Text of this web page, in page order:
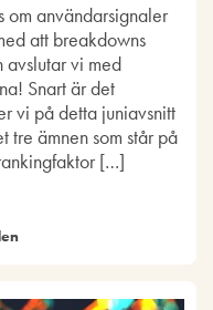
om användarsignaler
att breakdowns
avslutar vi med
Snart är det
vi på detta juniavsnitt
tre ämnen som står på
[…]